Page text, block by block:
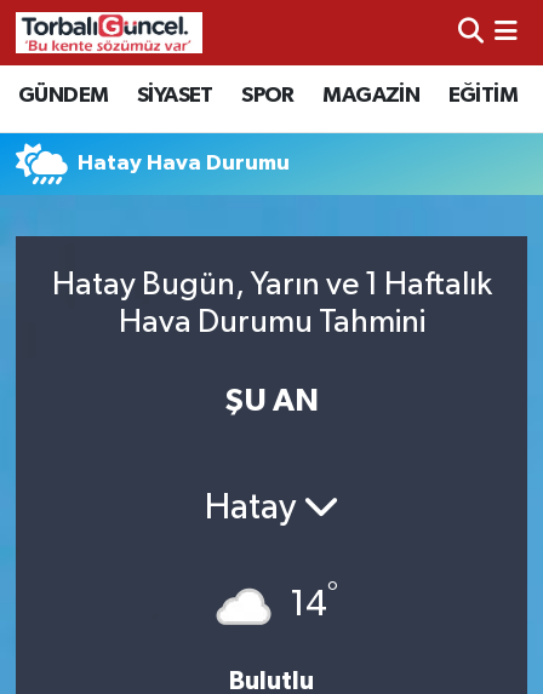
GÜNDEM SİYASET SPOR MAGAZİN EĞİTİM
Hatay Hava Durumu
Hatay Bugün, Yarın ve 1 Haftalık
Hava Durumu Tahmini
ŞU AN
Hatay
14°
Bulutlu
İzmir Nöbetçi Eczaneler
İzmir Hava Durumu
İzmir Trafik Yoğunluk Haritası
Süper Lig Puan Durumu ve Fikstür